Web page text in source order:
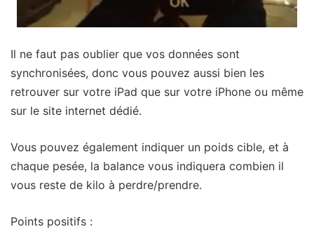
Il ne faut pas oublier que vos données sont
synchronisées, donc vous pouvez aussi bien les
retrouver sur votre iPad que sur votre iPhone ou même
sur le site internet dédié.
Vous pouvez également indiquer un poids cible, et à
chaque pesée, la balance vous indiquera combien il
vous reste de kilo à perdre/prendre.
Points positifs :